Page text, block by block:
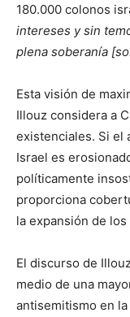
180.000 colonos
intereses y sin
plena soberanía
Esta visión de
Illouz considera a
existenciales. Si el
Israel es
políticamente
proporciona
la expansión de
El discurso de
medio de una
antisemitismo en